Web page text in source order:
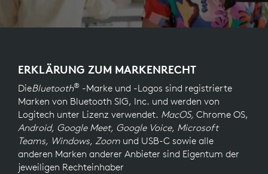
ERKLÄRUNG ZUM MARKENRECHT
DieBluetooth® -Marke und -Logos sind registrierte
Marken von Bluetooth SIG, Inc. und werden von
Logitech unter Lizenz verwendet. MacOS, Chrome OS,
Android, Google Meet, Google Voice, Microsoft
Teams, Windows, Zoom und USB-C sowie alle
anderen Marken anderer Anbieter sind Eigentum der
jeweiligen Rechteinhaber